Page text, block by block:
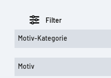
Filter
Motiv-Kategorie
Motiv